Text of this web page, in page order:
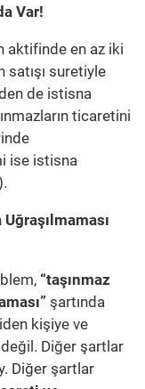
Var!
aktifinde en az iki
satışı suretiyle
de istisna
ticaretini
ise istisna
“taşınmaz
şartında
kişiye ve
Diğer şartlar
Diğer şartlar